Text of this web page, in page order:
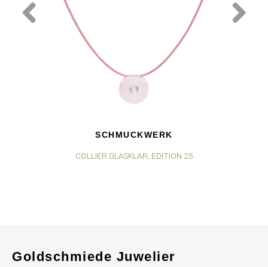
SCHMUCKWERK
COLLIER GLASKLAR, EDITION 25
Goldschmiede Juwelier